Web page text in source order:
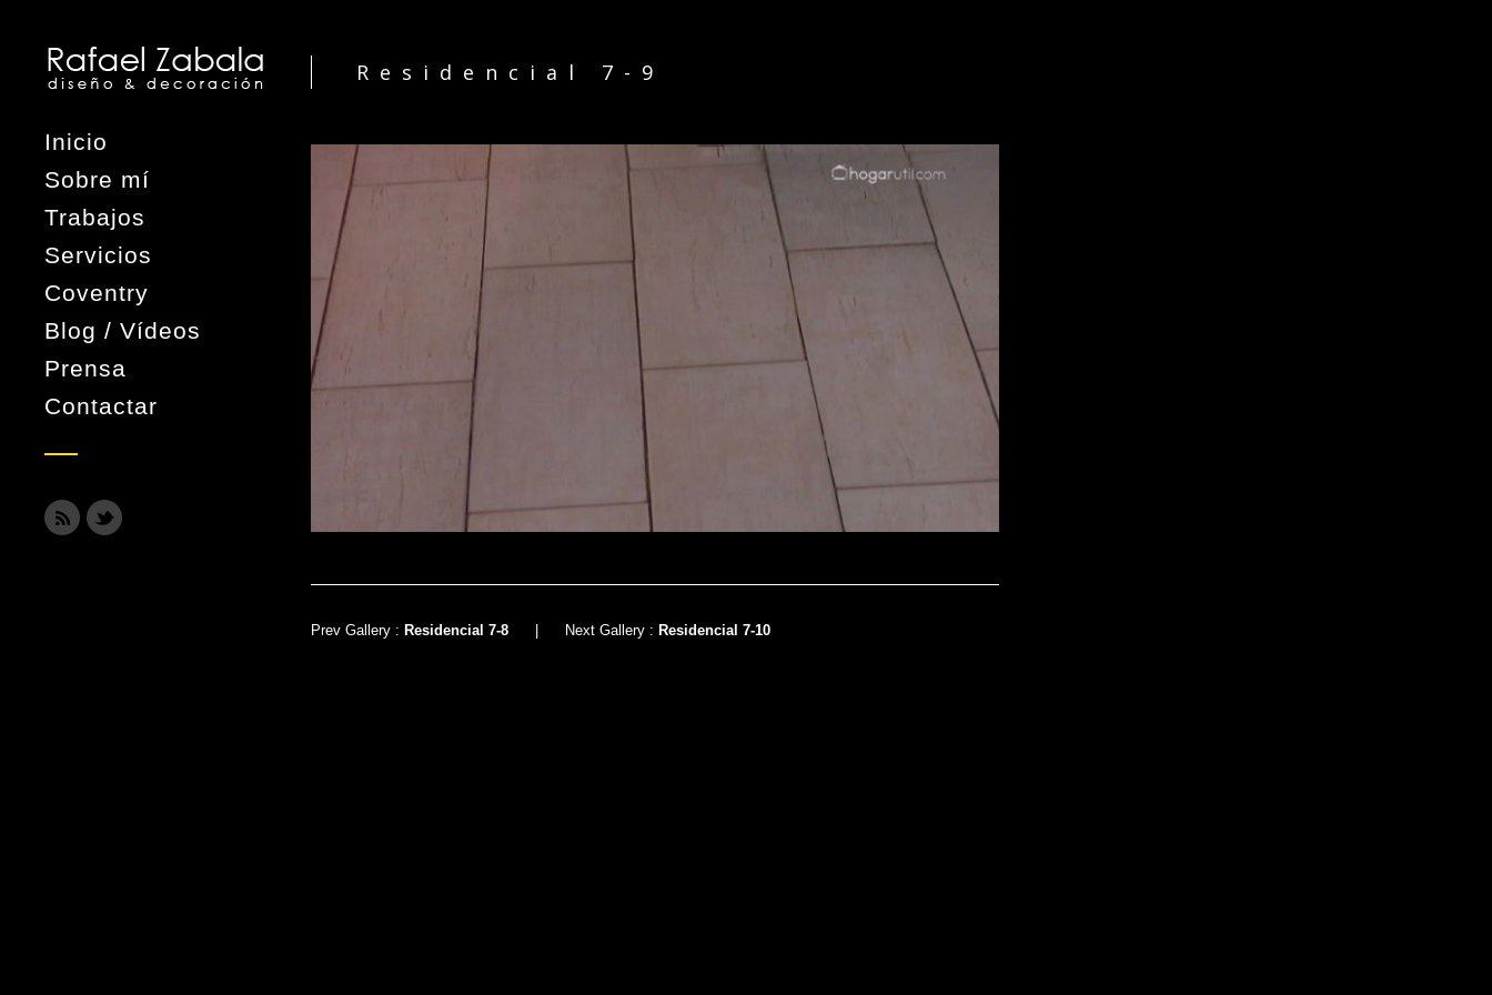
Inicio
Sobre mí
Trabajos
Servicios
Coventry
Blog / Vídeos
Prensa
Contactar
Residencial 7-9
Prev Gallery : Residencial 7-8 Next Gallery : Residencial 7-10